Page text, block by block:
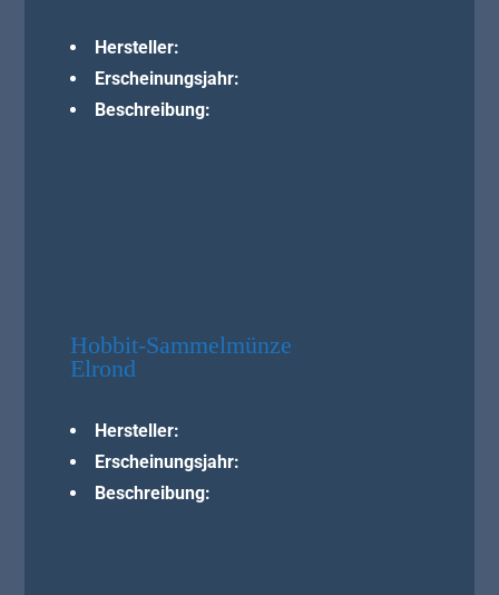
Hersteller:
Erscheinungsjahr:
Beschreibung:
Hobbit-Sammelmünze
Elrond
Hersteller:
Erscheinungsjahr:
Beschreibung: